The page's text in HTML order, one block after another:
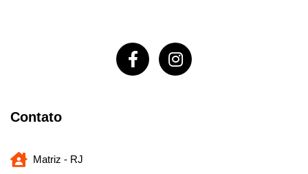
Contato
Matriz - RJ